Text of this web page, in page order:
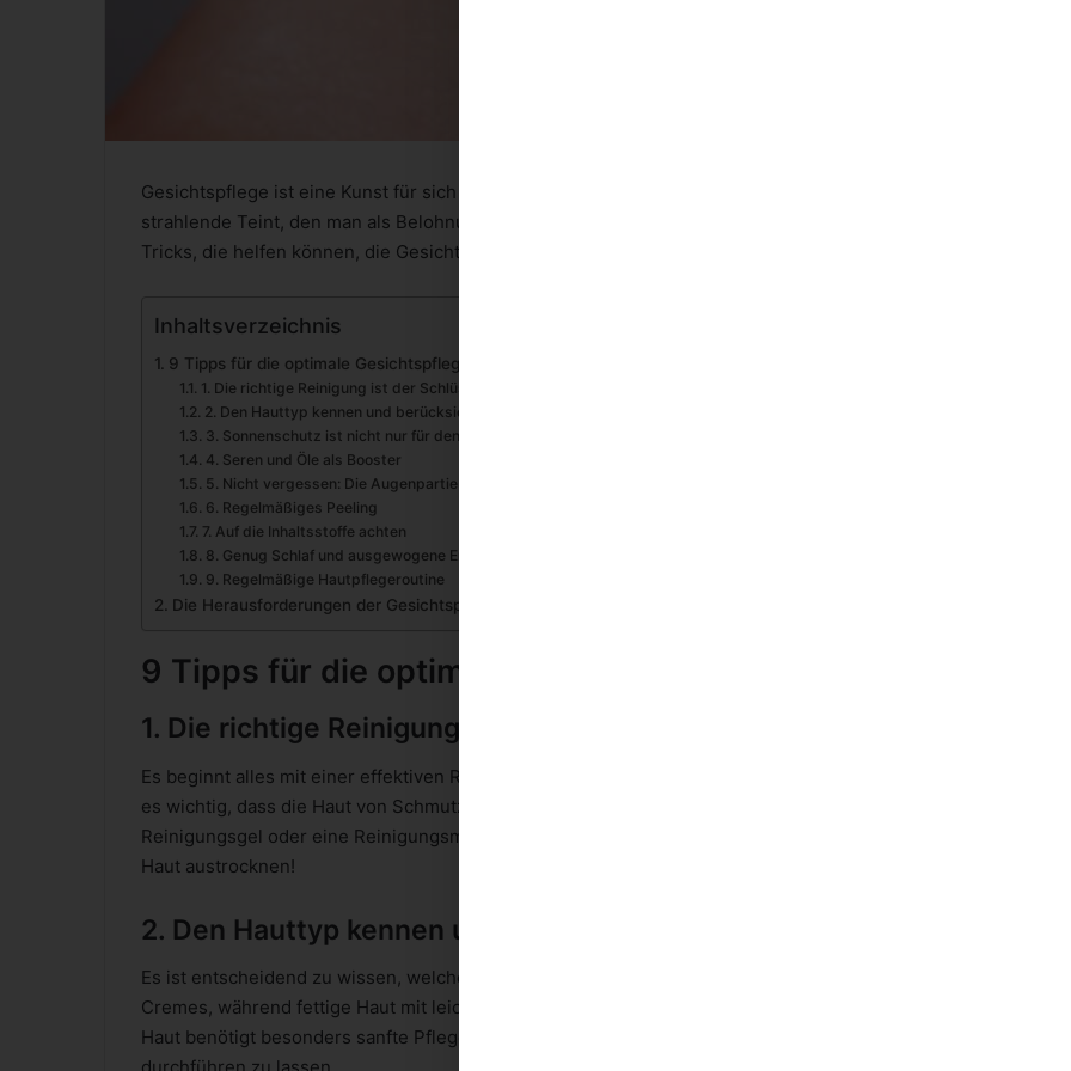
Gesichtspflege ist eine Kunst für sich und es lohnt sich, hier Zeit und Mühe zu investieren. Der
strahlende Teint, den man als Belohnung erhält, ist schließlich Gold wert. Hier sind einige Tipps und
Tricks, die helfen können, die Gesichtspflege auf ein höheres Niveau zu heben.
Inhaltsverzeichnis
9 Tipps für die optimale Gesichtspflege
1. Die richtige Reinigung ist der Schlüssel
2. Den Hauttyp kennen und berücksichtigen
3. Sonnenschutz ist nicht nur für den Urlaub
4. Seren und Öle als Booster
5. Nicht vergessen: Die Augenpartie
6. Regelmäßiges Peeling
7. Auf die Inhaltsstoffe achten
8. Genug Schlaf und ausgewogene Ernährung
9. Regelmäßige Hautpflegeroutine
Die Herausforderungen der Gesichtspflege bei Frauen
9 Tipps für die optimale Gesichtspflege
1. Die richtige Reinigung ist der Schlüssel
Es beginnt alles mit einer effektiven Reinigung. Bevor man überhaupt an Cremes und Seren denkt, ist
es wichtig, dass die Haut von Schmutz, Öl und Make-up befreit wird. Dafür sollte man ein mildes
Reinigungsgel oder eine Reinigungsmilch verwenden. Achtung: Zu aggressive Reiniger können die
Haut austrocknen!
2. Den Hauttyp kennen und berücksichtigen
Es ist entscheidend zu wissen, welchen Hauttyp man hat. Trockene Haut profitiert von reichhaltigen
Cremes, während fettige Haut mit leichten, ölfreien Formulierungen besser bedient ist. Empfindliche
Haut benötigt besonders sanfte Pflege. Es ist empfehlenswert, bei Unsicherheit eine Hautanalyse